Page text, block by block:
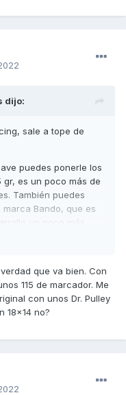
dijo:
sale a tope de
puedes ponerle los
gr, es un poco más de
También puedes
Bando, que es
un poco más
6x/TechPulley-
que va bien. Con
115 de marcador. Me
con unos Dr. Pulley
18x14 no?